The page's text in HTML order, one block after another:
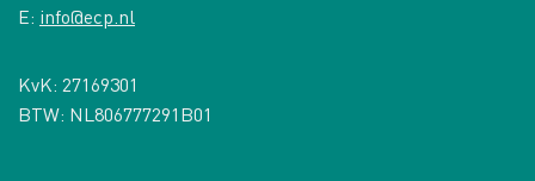
E: info@ecp.nl
KvK: 27169301
BTW: NL806777291B01